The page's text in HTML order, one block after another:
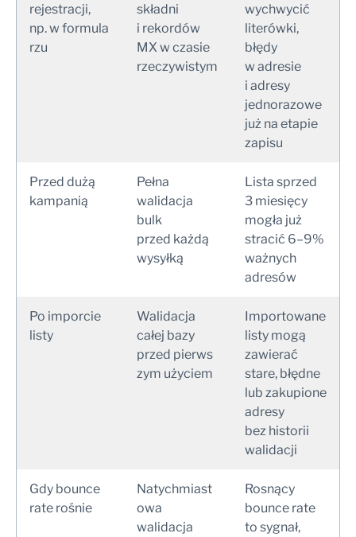
rejestracji,
np. w formula
rzu
składni
i rekordów
MX w czasie
rzeczywistym
wychwycić
literówki,
błędy
w adresie
i adresy
jednorazowe
już na etapie
zapisu
Przed dużą
kampanią
Pełna
walidacja
bulk
przed każdą
wysyłką
Lista sprzed
3 miesięcy
mogła już
stracić 6–9%
ważnych
adresów
Po imporcie
listy
Walidacja
całej bazy
przed pierws
zym użyciem
Importowane
listy mogą
zawierać
stare, błędne
lub zakupione
adresy
bez historii
walidacji
Gdy bounce
rate rośnie
Natychmiast
owa
walidacja
Rosnący
bounce rate
to sygnał,